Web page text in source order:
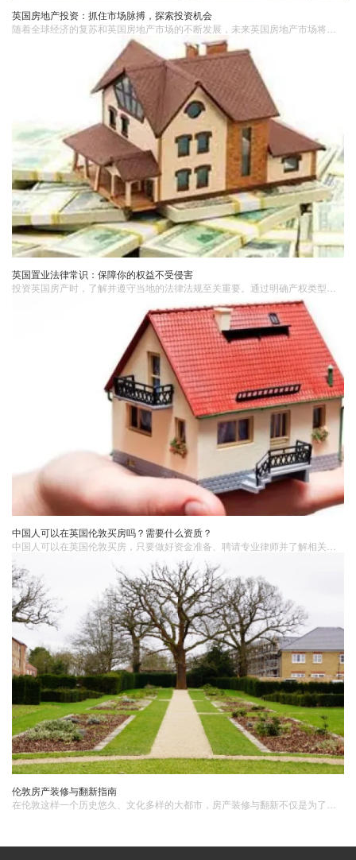
英国房地产投资：抓住市场脉搏，探索投资机会
英国置业法律常识：保障你的权益不受侵害
中国人可以在英国伦敦买房吗？需要什么资质？
伦敦房产装修与翻新指南